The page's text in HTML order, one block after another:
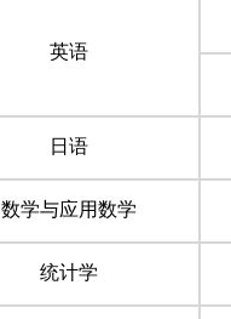
英语
日语
数学与应用数学
统计学